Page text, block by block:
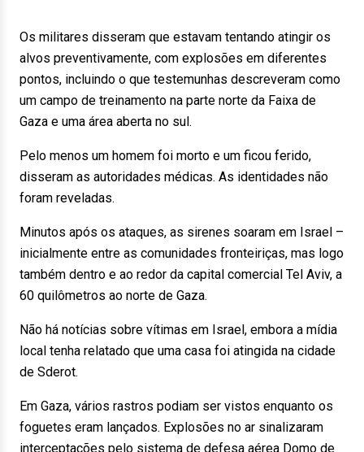
Os militares disseram que estavam tentando atingir os
alvos preventivamente, com explosões em diferentes
pontos, incluindo o que testemunhas descreveram como
um campo de treinamento na parte norte da Faixa de
Gaza e uma área aberta no sul.
Pelo menos um homem foi morto e um ficou ferido,
disseram as autoridades médicas. As identidades não
foram reveladas.
Minutos após os ataques, as sirenes soaram em Israel –
inicialmente entre as comunidades fronteiriças, mas logo
também dentro e ao redor da capital comercial Tel Aviv, a
60 quilômetros ao norte de Gaza.
Não há notícias sobre vítimas em Israel, embora a mídia
local tenha relatado que uma casa foi atingida na cidade
de Sderot.
Em Gaza, vários rastros podiam ser vistos enquanto os
foguetes eram lançados. Explosões no ar sinalizaram
interceptações pelo sistema de defesa aérea Domo de